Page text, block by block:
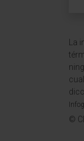
©